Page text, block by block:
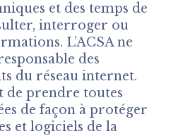
et des temps de
interroger ou
L’ACSA ne
des
du réseau internet.
de prendre toutes
de façon à protéger
et logiciels de la